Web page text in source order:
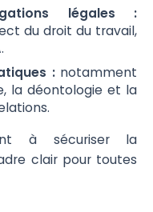
légales :
du droit du travail,
: notamment
la déontologie et la
à sécuriser la
clair pour toutes